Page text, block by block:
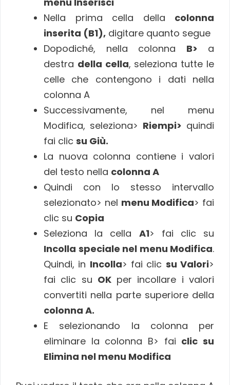
Nella prima cella della colonna
inserita (B1), digitare quanto segue
Dopodiché, nella colonna B> a
destra della cella, seleziona tutte le
celle che contengono i dati nella
colonna A
Successivamente, nel menu
Modifica, seleziona> Riempi> quindi
fai clic su Giù.
La nuova colonna contiene i valori
del testo nella colonna A
Quindi con lo stesso intervallo
selezionato> nel menu Modifica> fai
clic su Copia
Seleziona la cella A1> fai clic su
Incolla speciale nel menu Modifica.
Quindi, in Incolla> fai clic su Valori>
fai clic su OK per incollare i valori
convertiti nella parte superiore della
colonna A.
E selezionando la colonna per
eliminare la colonna B> fai clic su
Elimina nel menu Modifica